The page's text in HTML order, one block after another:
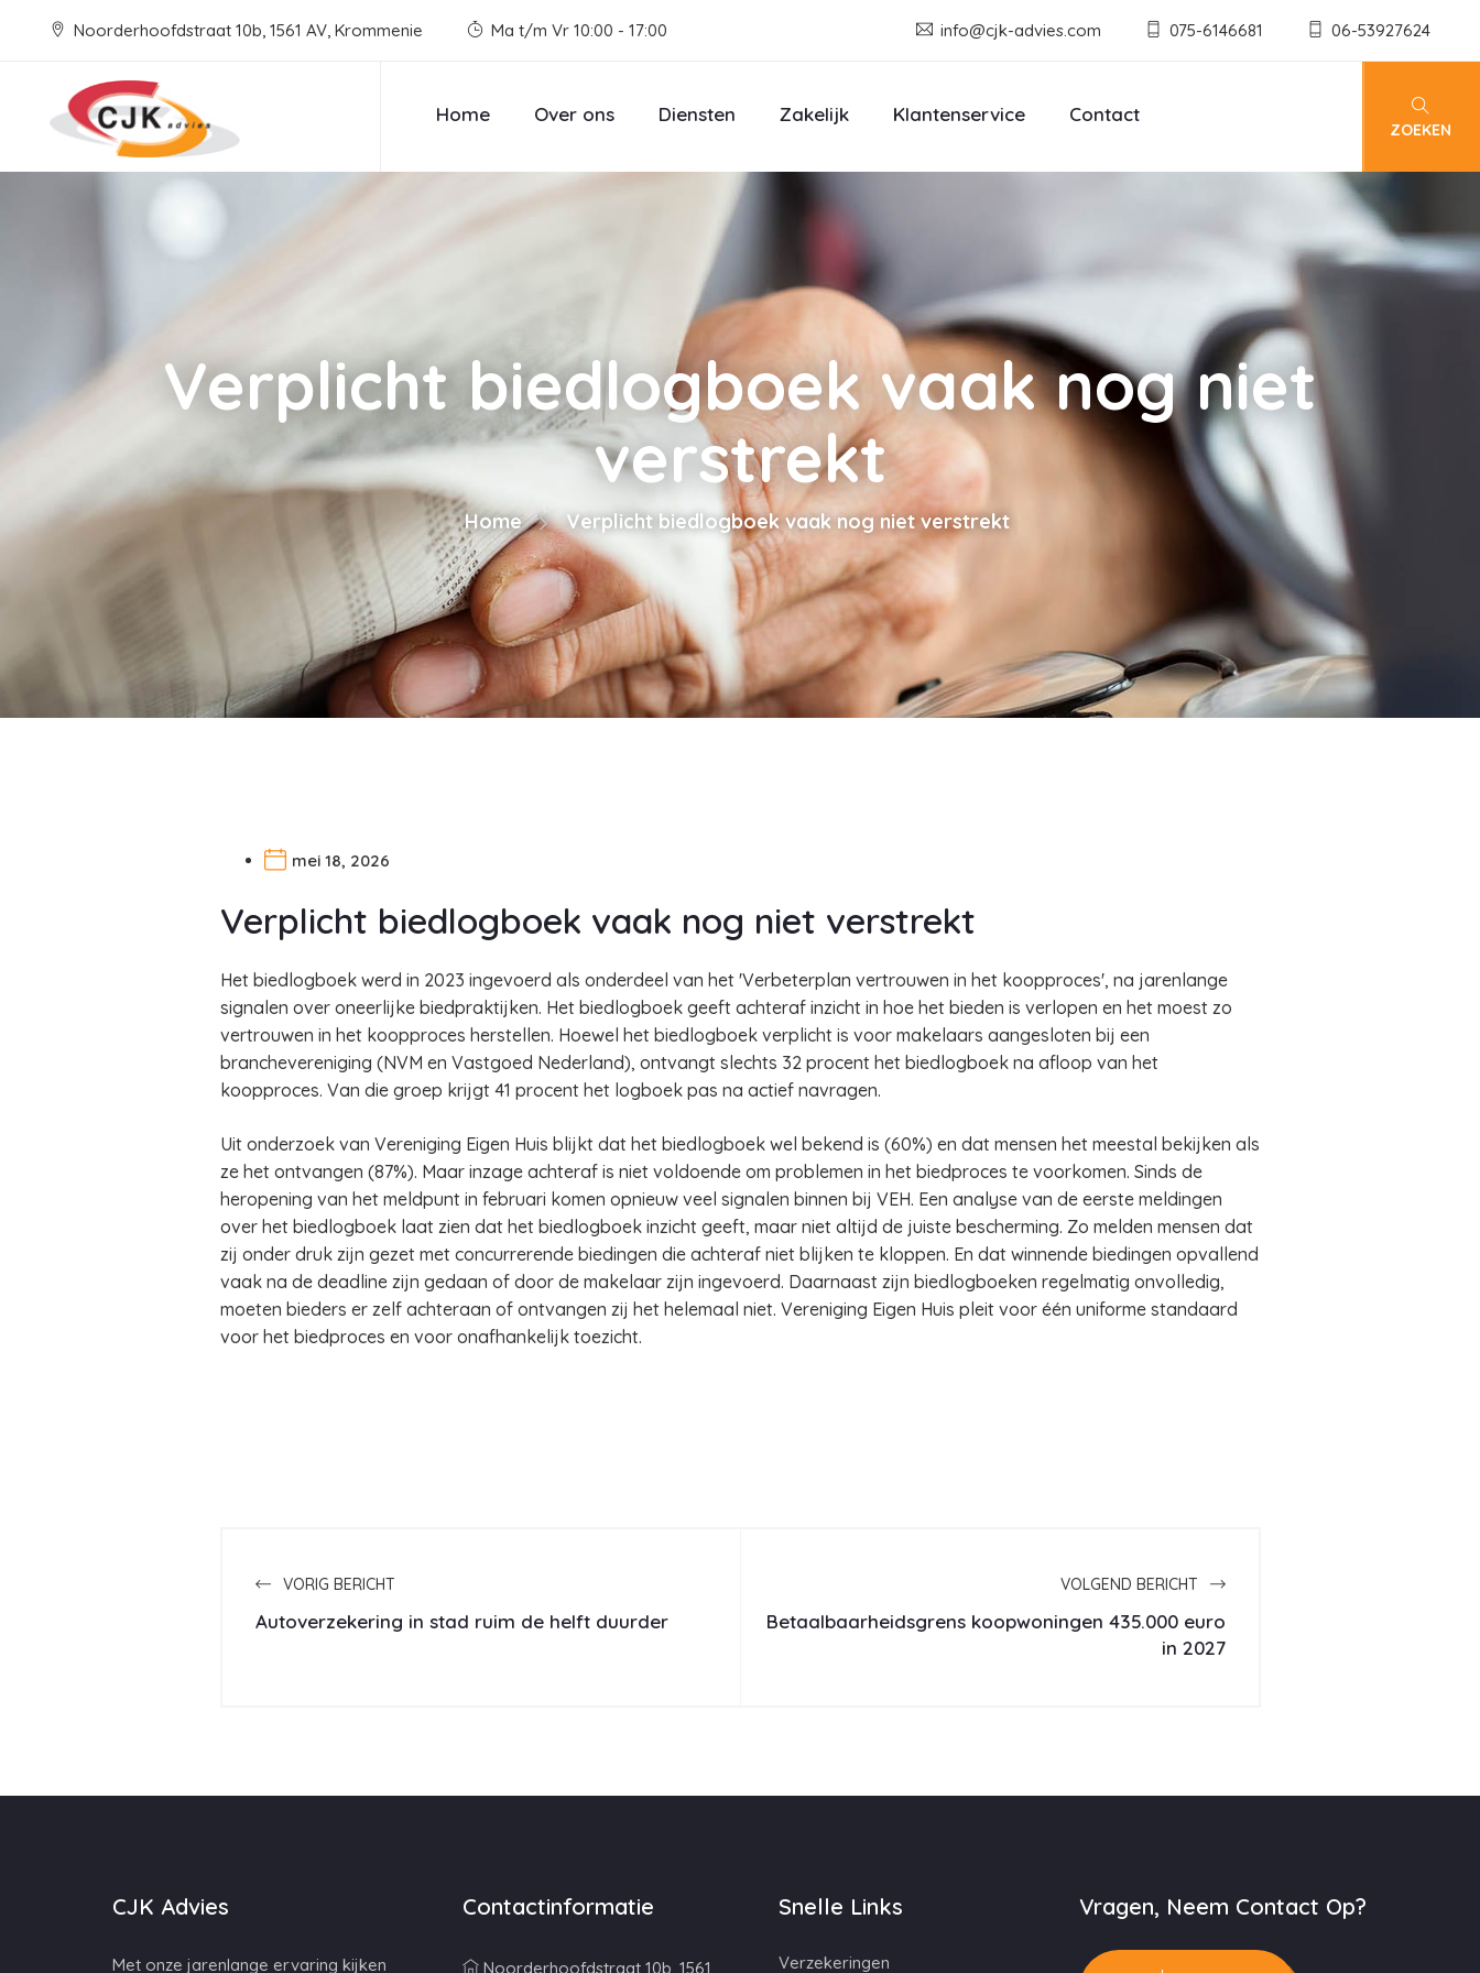
Noorderhoofdstraat 10b, 1561 AV, Krommenie Ma t/m Vr 10:00 - 17:00 info@cjk-advies.com 075-6146681 06-53927624
Home Over ons Diensten Zakelijk Klantenservice Contact
ZOEKEN
Verplicht biedlogboek vaak nog niet
verstrekt
Home Verplicht biedlogboek vaak nog niet verstrekt
mei 18, 2026
Verplicht biedlogboek vaak nog niet verstrekt
Het biedlogboek werd in 2023 ingevoerd als onderdeel van het 'Verbeterplan vertrouwen in het koopproces', na jarenlange
signalen over oneerlijke biedpraktijken. Het biedlogboek geeft achteraf inzicht in hoe het bieden is verlopen en het moest zo
vertrouwen in het koopproces herstellen. Hoewel het biedlogboek verplicht is voor makelaars aangesloten bij een
branchevereniging (NVM en Vastgoed Nederland), ontvangt slechts 32 procent het biedlogboek na afloop van het
koopproces. Van die groep krijgt 41 procent het logboek pas na actief navragen.
Uit onderzoek van Vereniging Eigen Huis blijkt dat het biedlogboek wel bekend is (60%) en dat mensen het meestal bekijken als
ze het ontvangen (87%). Maar inzage achteraf is niet voldoende om problemen in het biedproces te voorkomen. Sinds de
heropening van het meldpunt in februari komen opnieuw veel signalen binnen bij VEH. Een analyse van de eerste meldingen
over het biedlogboek laat zien dat het biedlogboek inzicht geeft, maar niet altijd de juiste bescherming. Zo melden mensen dat
zij onder druk zijn gezet met concurrerende biedingen die achteraf niet blijken te kloppen. En dat winnende biedingen opvallend
vaak na de deadline zijn gedaan of door de makelaar zijn ingevoerd. Daarnaast zijn biedlogboeken regelmatig onvolledig,
moeten bieders er zelf achteraan of ontvangen zij het helemaal niet. Vereniging Eigen Huis pleit voor één uniforme standaard
voor het biedproces en voor onafhankelijk toezicht.
VORIG BERICHT
Autoverzekering in stad ruim de helft duurder
VOLGEND BERICHT
Betaalbaarheidsgrens koopwoningen 435.000 euro
in 2027
CJK Advies
Met onze jarenlange ervaring kijken
Contactinformatie
Noorderhoofdstraat 10b, 1561
Snelle Links
Verzekeringen
Vragen, Neem Contact Op?